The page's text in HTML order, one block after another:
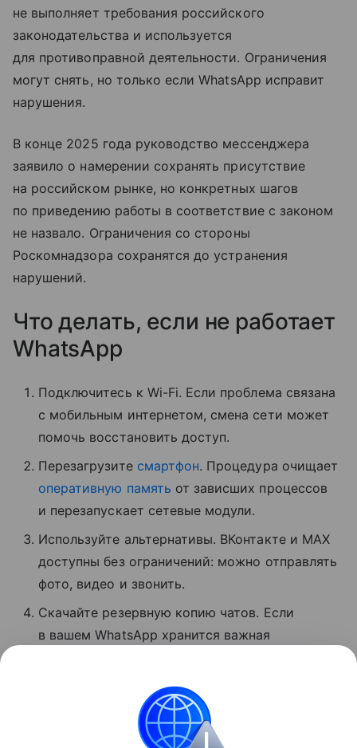
не выполняет требования российского
законодательства и используется
для противоправной деятельности. Ограничения
могут снять, но только если WhatsApp исправит
нарушения.
В конце 2025 года руководство мессенджера
заявило о намерении сохранять присутствие
на российском рынке, но конкретных шагов
по приведению работы в соответствие с законом
не назвало. Ограничения со стороны
Роскомнадзора сохранятся до устранения
нарушений.
Что делать, если не работает
WhatsApp
Подключитесь к Wi-Fi. Если проблема связана
с мобильным интернетом, смена сети может
помочь восстановить доступ.
Перезагрузите смартфон. Процедура очищает
оперативную память от зависших процессов
и перезапускает сетевые модули.
Используйте альтернативы. ВКонтакте и MAX
доступны без ограничений: можно отправлять
фото, видео и звонить.
Скачайте резервную копию чатов. Если
в вашем WhatsApp хранится важная